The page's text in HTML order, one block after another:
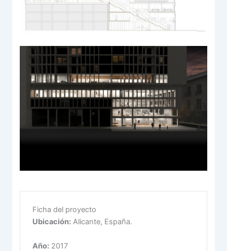
Ficha del proyecto
Ubicación:Alicante, España.
Año:2017